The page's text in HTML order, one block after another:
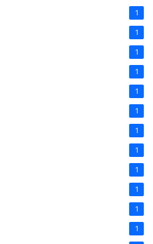
1
1
1
1
1
1
1
1
1
1
1
1